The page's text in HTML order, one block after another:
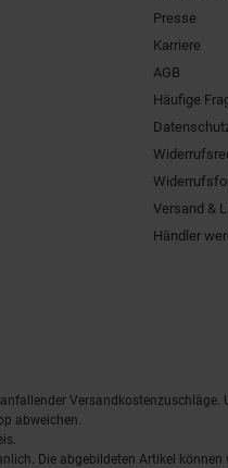
Presse
Karriere
AGB
Häufige
Versand &
Händler
Versandkostenzuschläge.
abweichen.
Die abgebildeten Artikel